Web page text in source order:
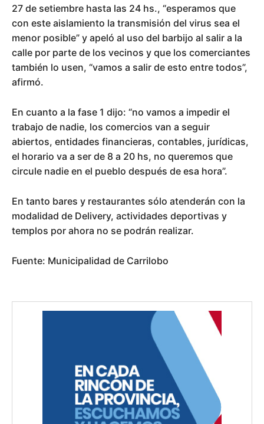
27 de setiembre hasta las 24 hs., “esperamos que
con este aislamiento la transmisión del virus sea el
menor posible” y apeló al uso del barbijo al salir a la
calle por parte de los vecinos y que los comerciantes
también lo usen, “vamos a salir de esto entre todos”,
afirmó.
En cuanto a la fase 1 dijo: “no vamos a impedir el
trabajo de nadie, los comercios van a seguir
abiertos, entidades financieras, contables, jurídicas,
el horario va a ser de 8 a 20 hs, no queremos que
circule nadie en el pueblo después de esa hora”.
En tanto bares y restaurantes sólo atenderán con la
modalidad de Delivery, actividades deportivas y
templos por ahora no se podrán realizar.
Fuente: Municipalidad de Carrilobo